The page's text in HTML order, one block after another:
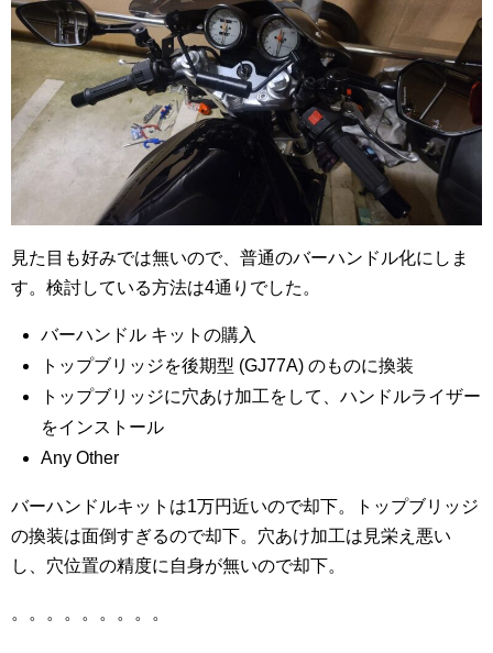
見た目も好みでは無いので、普通のバーハンドル化にしま
す。検討している方法は4通りでした。
バーハンドル キットの購入
トップブリッジを後期型 (GJ77A) のものに換装
トップブリッジに穴あけ加工をして、ハンドルライザー
をインストール
Any Other
バーハンドルキットは1万円近いので却下。トップブリッジ
の換装は面倒すぎるので却下。穴あけ加工は見栄え悪い
し、穴位置の精度に自身が無いので却下。
。。。。。。。。。